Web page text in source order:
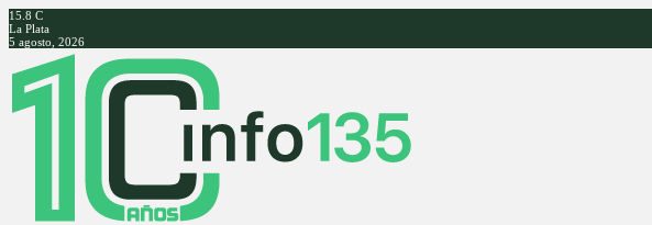
15.8 C
La Plata
5 agosto, 2026
Facebook
Twitter
Instagram
Youtube